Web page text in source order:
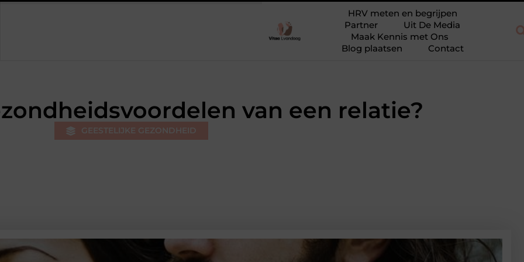
HRV meten en begrijpen
Partner
Uit De Media
Maak Kennis met Ons
Blog plaatsen
Contact
van een relatie?
GEESTELIJKE GEZONDHEID